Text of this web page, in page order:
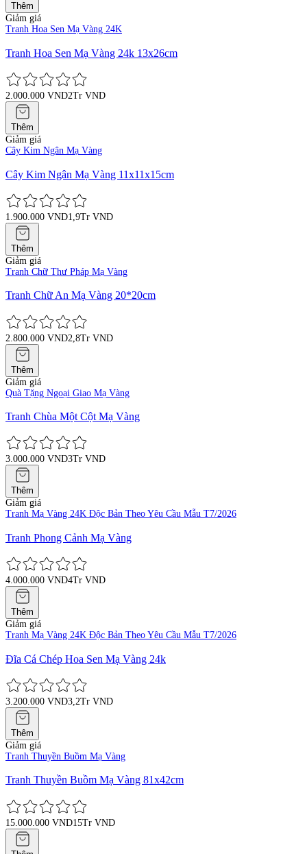
Thêm
Giảm giá
Tranh Hoa Sen Mạ Vàng 24K
Tranh Hoa Sen Mạ Vàng 24k 13x26cm
2.000.000 VND2Tr VND
Thêm
Giảm giá
Cây Kim Ngân Mạ Vàng
Cây Kim Ngân Mạ Vàng 11x11x15cm
1.900.000 VND1,9Tr VND
Thêm
Giảm giá
Tranh Chữ Thư Pháp Mạ Vàng
Tranh Chữ An Mạ Vàng 20*20cm
2.800.000 VND2,8Tr VND
Thêm
Giảm giá
Quà Tặng Ngoại Giao Mạ Vàng
Tranh Chùa Một Cột Mạ Vàng
3.000.000 VND3Tr VND
Thêm
Giảm giá
Tranh Mạ Vàng 24K Độc Bản Theo Yêu Cầu Mẫu T7/2026
Tranh Phong Cảnh Mạ Vàng
4.000.000 VND4Tr VND
Thêm
Giảm giá
Tranh Mạ Vàng 24K Độc Bản Theo Yêu Cầu Mẫu T7/2026
Đĩa Cá Chép Hoa Sen Mạ Vàng 24k
3.200.000 VND3,2Tr VND
Thêm
Giảm giá
Tranh Thuyền Buồm Mạ Vàng
Tranh Thuyền Buồm Mạ Vàng 81x42cm
15.000.000 VND15Tr VND